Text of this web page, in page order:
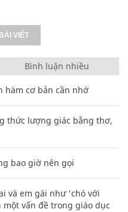
VIẾT
Bình luận nhiều
hàm cơ bản cần nhớ
thức lượng giác bằng thơ,
bao giờ nên gọi
và em gái như 'chó với
vấn đề trong giáo dục